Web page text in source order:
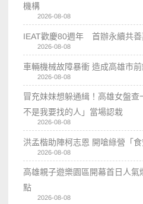
機構
2026-08-08
IEAT歡慶80週年 首辦永續共
2026-08-08
車輛機械故障暴衝 造成高雄市
2026-08-08
冒充妹妹想躲通緝！高雄女盤
不是我要找的人」當場認栽
2026-08-08
洪孟楷助陣柯志恩 開嗆綠營「食
2026-08-08
高雄親子遊樂園區開幕首日人
點
2026-08-08